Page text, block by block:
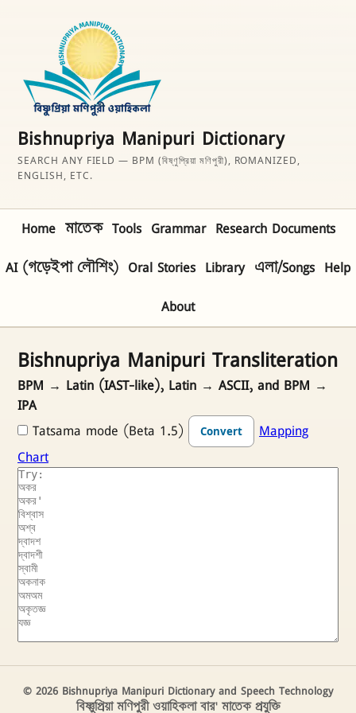
Bishnupriya Manipuri Dictionary
SEARCH ANY FIELD — BPM (বিষ্ণুপ্রিয়া মণিপুরী), ROMANIZED,
ENGLISH, ETC.
Home মাতেক Tools Grammar Research Documents
AI (গড়েইপা লৌশিং) Oral Stories Library এলা/Songs Help
About
Bishnupriya Manipuri Transliteration
BPM → Latin (IAST-like), Latin → ASCII, and BPM →
IPA
Tatsama mode (Beta 1.5)
Convert
Mapping
Chart
© 2026 Bishnupriya Manipuri Dictionary and Speech Technology
বিষ্ণুপ্রিয়া মণিপুরী ওয়াহিকলা বার' মাতেক প্রযুক্তি